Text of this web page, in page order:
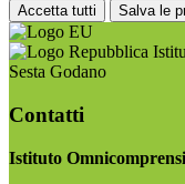
Accetta tutti Salva le
Sesta Godano
Contatti
Istituto